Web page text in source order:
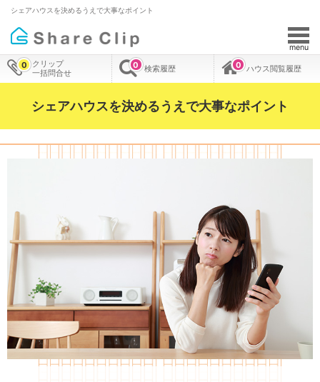
シェアハウスを決めるうえで大事なポイント
menu
クリップ
一括問合せ
0 検索履歴
0 ハウス閲覧履歴
0
シェアハウスを決めるうえで大事なポイント